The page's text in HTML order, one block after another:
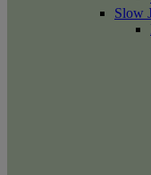
Slow